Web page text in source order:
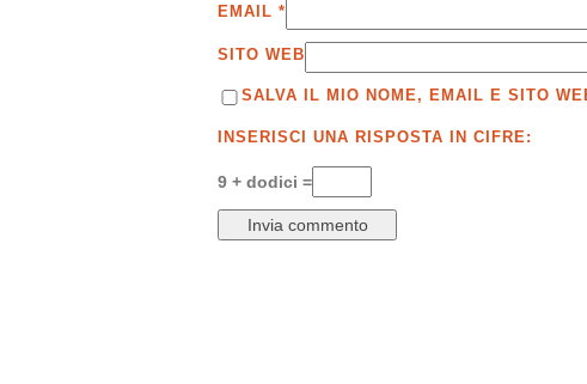
EMAIL *
SITO WEB
SALVA IL MIO NOME, EMAIL E SITO
INSERISCI UNA RISPOSTA IN CIFRE:
9 + dodici =